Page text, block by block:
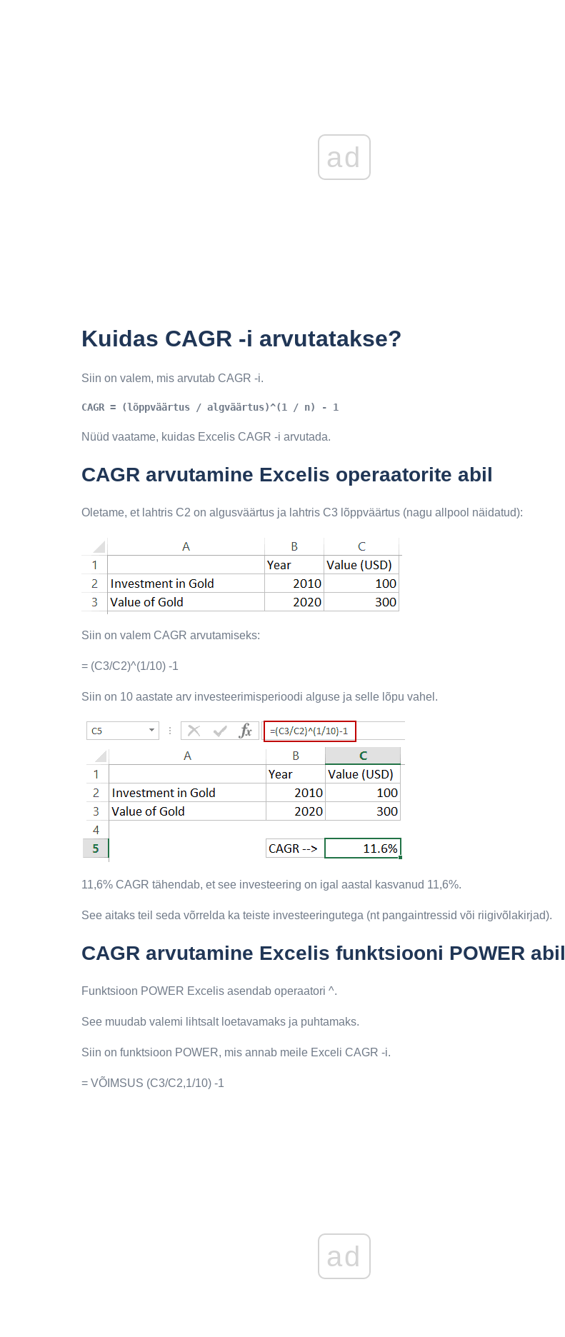
ad
Kuidas CAGR -i arvutatakse?
Siin on valem, mis arvutab CAGR -i.
CAGR = (lõppväärtus / algväärtus)^(1 / n) - 1
Nüüd vaatame, kuidas Excelis CAGR -i arvutada.
CAGR arvutamine Excelis operaatorite abil
Oletame, et lahtris C2 on algusväärtus ja lahtris C3 lõppväärtus (nagu allpool näidatud):
Siin on valem CAGR arvutamiseks:
= (C3/C2)^(1/10) -1
Siin on 10 aastate arv investeerimisperioodi alguse ja selle lõpu vahel.
11,6% CAGR tähendab, et see investeering on igal aastal kasvanud 11,6%.
See aitaks teil seda võrrelda ka teiste investeeringutega (nt pangaintressid või riigivõlakirjad).
CAGR arvutamine Excelis funktsiooni POWER abil
Funktsioon POWER Excelis asendab operaatori ^.
See muudab valemi lihtsalt loetavamaks ja puhtamaks.
Siin on funktsioon POWER, mis annab meile Exceli CAGR -i.
= VÕIMSUS (C3/C2,1/10) -1
ad